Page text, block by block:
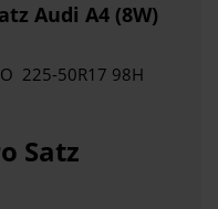
Audi A4 (8W)
225-50R17 98H
Satz